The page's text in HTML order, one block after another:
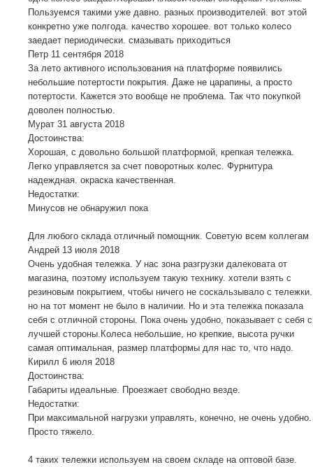
Пользуемся такими уже давно. разных производителей. вот этой
конкретно уже полгода. качество хорошее. вот только колесо
заедает периодически. смазывать приходиться
Петр 11 сентября 2018
За лето активного использования на платформе появились
небольшие потертости покрытия. Даже не царапины, а просто
потертости. Кажется это вообще не проблема. Так что покупкой
доволен полностью.
Мурат 31 августа 2018
Достоинства:
Хорошая, с довольно большой платформой, крепкая тележка.
Легко управляется за счет поворотных колес. Фурнитура
надеждная. окраска качественная.
Недостатки:
Минусов не обнаружил пока
Для любого склада отличный помощник. Советую всем коллегам
Андрей 13 июля 2018
Очень удобная тележка. У нас зона разгрузки далековата от
магазина, поэтому используем такую технику. хотели взять с
резиновым покрытием, чтобы ничего не соскальзывало с тележки.
но на тот момент не было в наличии. Но и эта тележка показала
себя с отличной стороны. Пока очень удобно, показывает с себя с
лучшей стороны.Колеса небольшие, но крепкие, высота ручки
самая оптимальная, размер платформы для нас то, что надо.
Кирилл 6 июля 2018
Достоинства:
Габариты идеальные. Проезжает свободно везде.
Недостатки:
При максимальной нагрузки управлять, конечно, не очень удобно.
Просто тяжело.
4 таких тележки используем на своем складе на оптовой базе.